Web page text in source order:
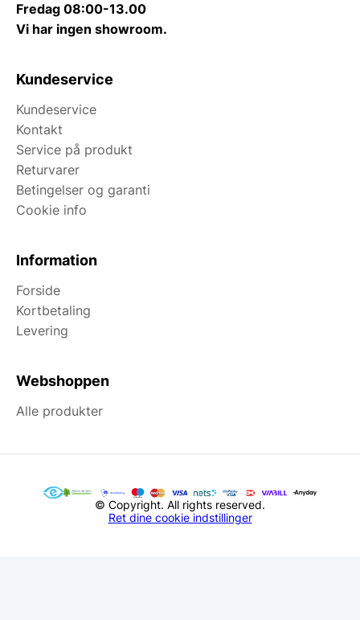
Fredag 08:00-13.00
Vi har ingen showroom.
Kundeservice
Kundeservice
Kontakt
Service på produkt
Returvarer
Betingelser og garanti
Cookie info
Information
Forside
Kortbetaling
Levering
Webshoppen
Alle produkter
© Copyright. All rights reserved.
Ret dine cookie indstillinger